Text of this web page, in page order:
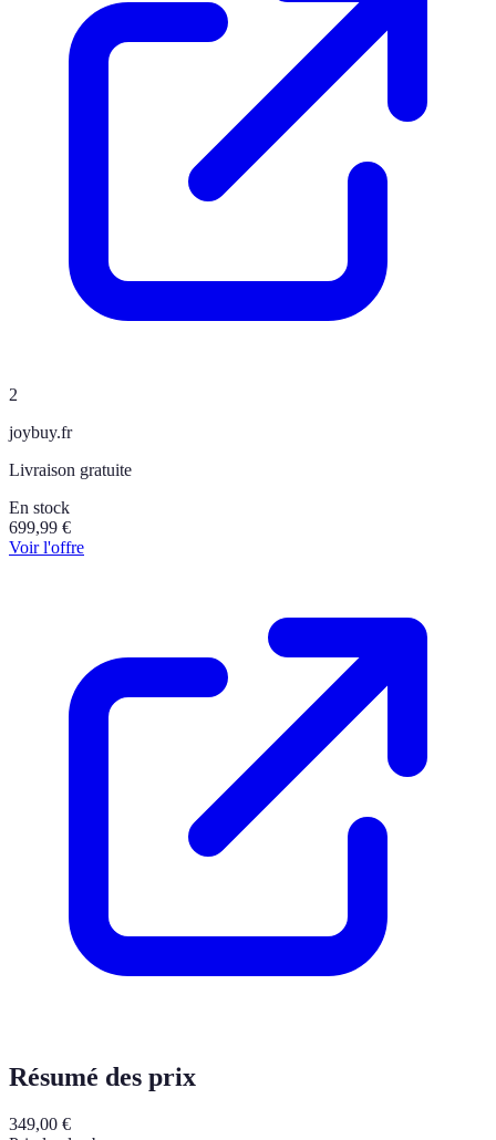
2
joybuy.fr
Livraison gratuite
En stock
699,99 €
Voir l'offre
Résumé des prix
349,00 €